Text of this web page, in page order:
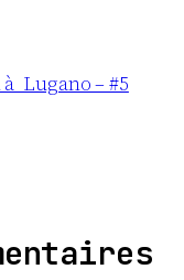
à Lugano – #5